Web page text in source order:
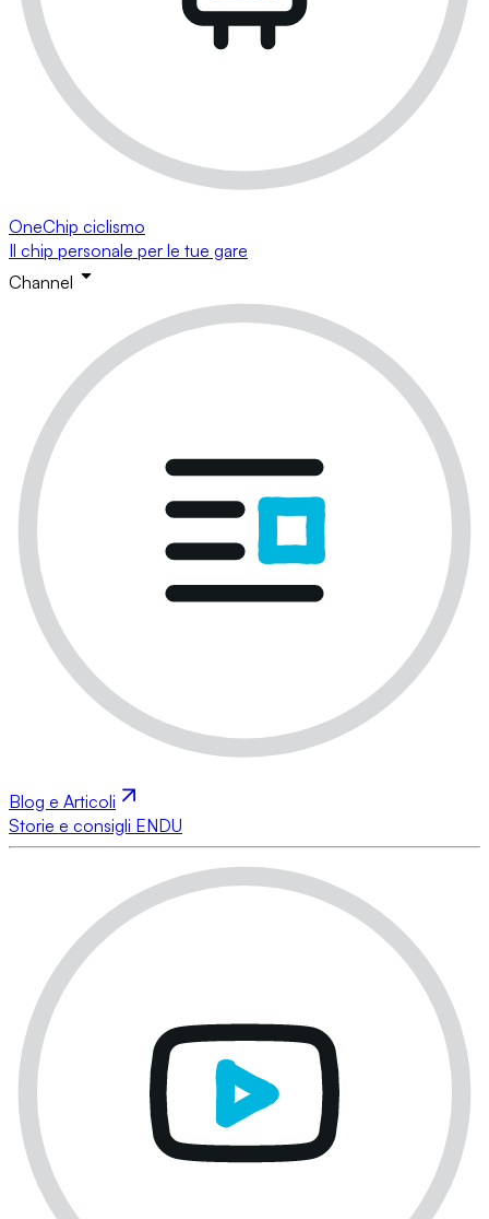
OneChip ciclismo
Il chip personale per le tue gare
Channel
Blog e Articoli
Storie e consigli ENDU